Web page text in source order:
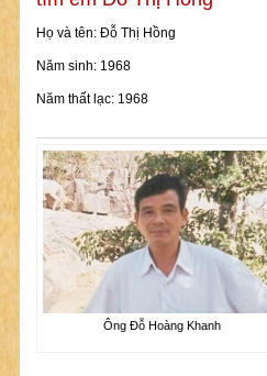
Họ và tên: Đỗ Thị Hồng
Năm sinh: 1968
Năm thất lạc: 1968
Ông Đỗ Hoàng Khanh